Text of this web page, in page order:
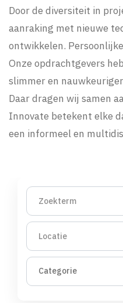
Door de diversiteit in
aanraking met nieuwe
ontwikkelen.
Onze opdrachtgevers
slimmer en
Daar dragen wij samen
Innovate betekent elke
een informeel en
Categorie